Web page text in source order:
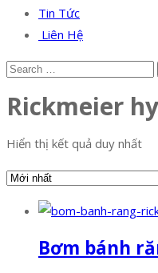
Tin Tức
Liên Hệ
Rickmeier
Hiển thị kết quả duy nhất
Bơm bánh